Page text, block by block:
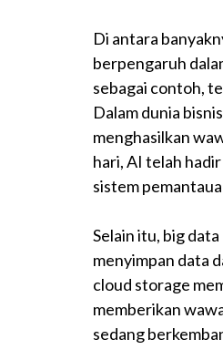
Di antara
berpengaruh
sebagai contoh,
Dalam dunia
menghasilkan
hari, AI telah
sistem
Selain itu, big data
menyimpan data
cloud storage
memberikan
sedang